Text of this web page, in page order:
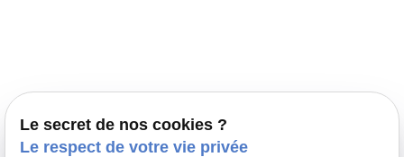
Le secret de nos cookies ?
Le respect de votre vie privée